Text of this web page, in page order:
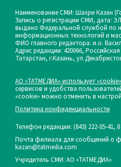
Наименование СМИ: Шахри Казан
Запись о регистрации СМИ, дата:
выдано Федеральной службой по
информационных технологий и
ФИО главного редактора: и.о.
Адрес редакции: 420066,
Татарстан, г.Казань,
АО «ТАТМЕДИА» использует «cookie»
сервисов и удобства
«cookie» можно отменить в
Политика конфиденциальности
Телефон редакции: (843) 222-05-41,
Почта филиала для сообщений о
kazan@tatmedia.com
Учредитель СМИ: АО «ТАТМЕДИА»